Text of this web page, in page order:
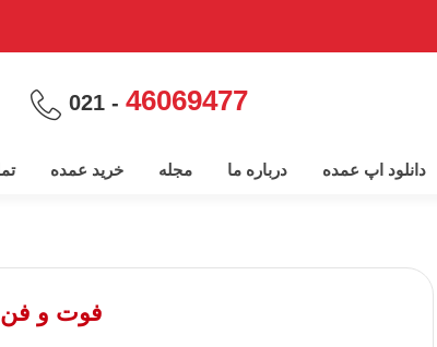
46069477
- 021
دانلود اپ عمده درباره ما مجله خرید عمده
فوت و فن